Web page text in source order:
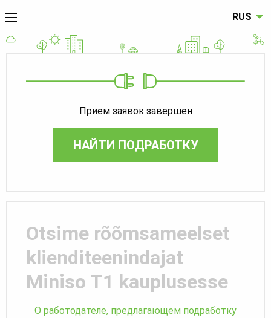
RUS
Прием заявок завершен
НАЙТИ ПОДРАБОТКУ
Otsime rõõmsameelset
klienditeenindajat
Miniso T1 kauplusesse
О работодателе, предлагающем подработку